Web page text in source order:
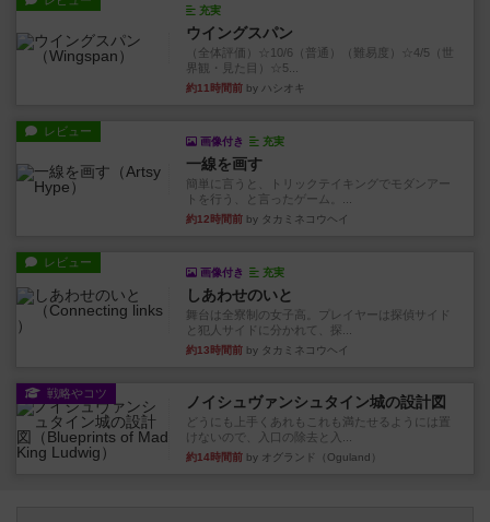
充実
ウイングスパン
（全体評価）☆10/6（普通）（難易度）☆4/5（世
界観・見た目）☆5...
約11時間前 by ハシオキ
レビュー
画像付き 充実
一線を画す
簡単に言うと、トリックテイキングでモダンアー
トを行う、と言ったゲーム。...
約12時間前 by タカミネコウヘイ
レビュー
画像付き 充実
しあわせのいと
舞台は全寮制の女子高。プレイヤーは探偵サイド
と犯人サイドに分かれて、探...
約13時間前 by タカミネコウヘイ
戦略やコツ ノイシュヴァンシュタイン城の設計図
どうにも上手くあれもこれも満たせるようには置
けないので、入口の除去と入...
約14時間前 by オグランド（Oguland）